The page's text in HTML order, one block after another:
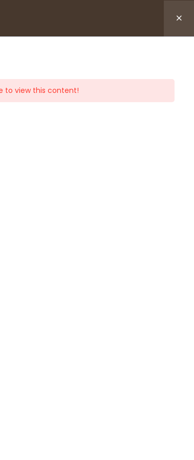
> Cours > Douleurs et aromathérapie
to view this content!